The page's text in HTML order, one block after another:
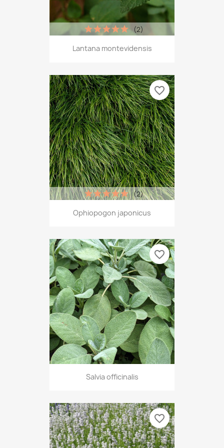
Lantana montevidensis
(2)
Ophiopogon japonicus
(2)
favorite_border
Salvia officinalis
favorite_border
favorite_border